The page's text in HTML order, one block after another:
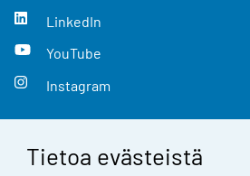
Tietoa evästeistä
LinkedIn
YouTube
Instagram
Yhteystiedot